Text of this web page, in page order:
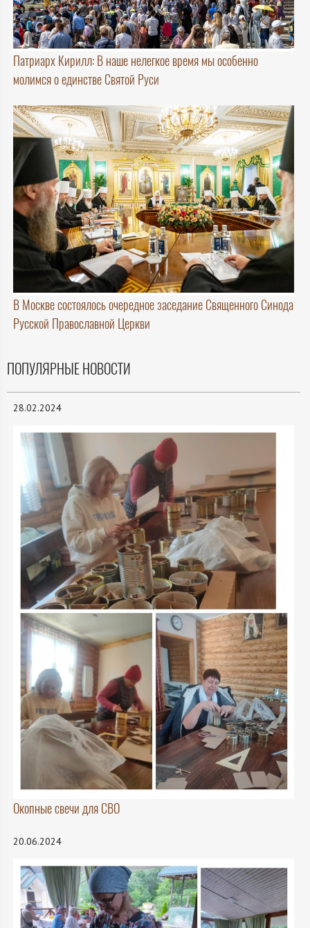
Патриарх Кирилл: В наше нелегкое время мы особенно
молимся о единстве Святой Руси
В Москве состоялось очередное заседание Священного Синода
Русской Православной Церкви
ПОПУЛЯРНЫЕ НОВОСТИ
28.02.2024
Окопные свечи для СВО
20.06.2024